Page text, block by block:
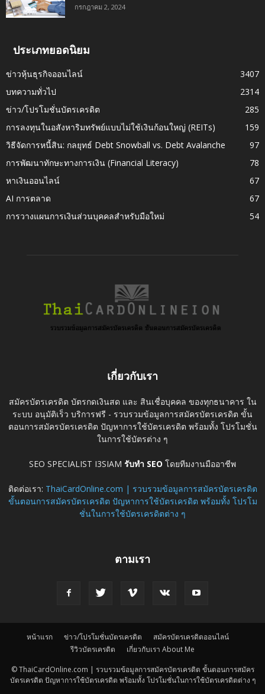
กรกฎาคม 2, 2024
ประเภทยอดนิยม
ข่าวหุ้นธุรกิจออนไลน์
3407
บทความทั่วไป
2314
ข่าว/โปรโมชั่นบัตรเครดิต
285
การลงทุนในอสังหาริมทรัพย์แบบไม่ใช้เงินก้อนใหญ่ (REITs)
159
วิธีจัดการหนี้สิน: กลยุทธ์ Debt Snowball vs. Debt Avalanche
97
การพัฒนาทักษะทางการเงิน (Financial Literacy)
78
หาเงินออนไลน์
67
AI การตลาด
67
การวางแผนการเงินส่วนบุคคลสำหรับมือใหม่
54
เกี่ยวกับเรา
สมัครบัตรเครดิต บัตรกดเงินสด และ สินเชื่อบุคคล ของทุกธนาคาร ใน
ระบบ อนุมัติเร็ว บริการฟรี - รวบรวมข้อมูลการสมัครบัตรเครดิต ขั้น
ตอนการสมัครบัตรเครดิต ปัญหาการใช้บัตรเครดิต พร้อมทั้ง โปรโมชั่น
ในการใช้บัตรต่าง ๆ
SEO SPECIALIST I3SIAM รับทำ SEO โดยทีมงานมืออาชีพ
ติดต่อเรา: ThaiCardOnline.com | รวบรวมข้อมูลการสมัครบัตรเครดิต
ขั้นตอนการสมัครบัตรเครดิต ปัญหาการใช้บัตรเครดิต พร้อมทั้ง โปรโม
ชั่นในการใช้บัตรเครดิตต่าง ๆ
ตามเรา
หน้าแรก ข่าว/โปรโมชั่นบัตรเครดิต
สมัครบัตรเครดิตออนไลน์
รีวิวบัตรเครดิต
เกี่ยวกับเรา About Me
© ThaiCardOnline.com | รวบรวมข้อมูลการสมัครบัตรเครดิต ขั้นตอนการสมัคร
บัตรเครดิต ปัญหาการใช้บัตรเครดิต พร้อมทั้ง โปรโมชั่นในการใช้บัตรเครดิตต่าง ๆ